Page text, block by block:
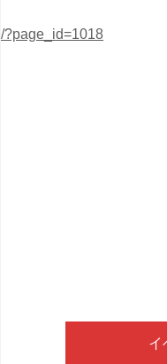
/?page_id=1018
イ